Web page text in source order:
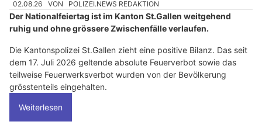
02.08.26 VON POLIZEI.NEWS REDAKTION
Der Nationalfeiertag ist im Kanton St.Gallen weitgehend
ruhig und ohne grössere Zwischenfälle verlaufen.
Die Kantonspolizei St.Gallen zieht eine positive Bilanz. Das seit
dem 17. Juli 2026 geltende absolute Feuerverbot sowie das
teilweise Feuerwerksverbot wurden von der Bevölkerung
grösstenteils eingehalten.
Weiterlesen